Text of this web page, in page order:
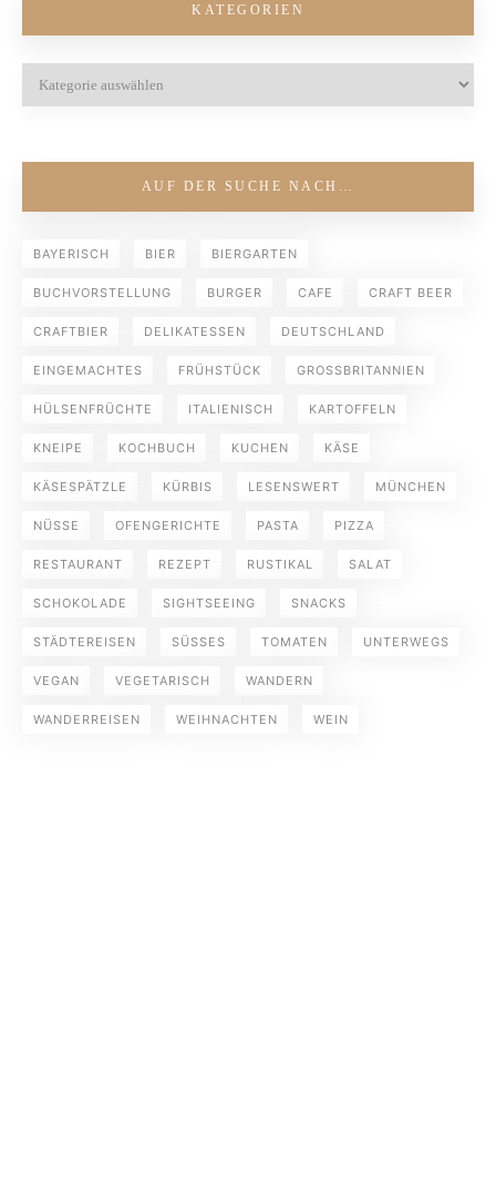
KATEGORIEN
AUF DER SUCHE NACH…
BAYERISCH BIER BIERGARTEN
BUCHVORSTELLUNG BURGER CAFE CRAFT BEER
CRAFTBIER DELIKATESSEN DEUTSCHLAND
EINGEMACHTES FRÜHSTÜCK GROSSBRITANNIEN
HÜLSENFRÜCHTE ITALIENISCH KARTOFFELN
KNEIPE KOCHBUCH KUCHEN KÄSE
KÄSESPÄTZLE KÜRBIS LESENSWERT MÜNCHEN
NÜSSE OFENGERICHTE PASTA PIZZA
RESTAURANT REZEPT RUSTIKAL SALAT
SCHOKOLADE SIGHTSEEING SNACKS
STÄDTEREISEN SÜSSES TOMATEN UNTERWEGS
VEGAN VEGETARISCH WANDERN
WANDERREISEN WEIHNACHTEN WEIN